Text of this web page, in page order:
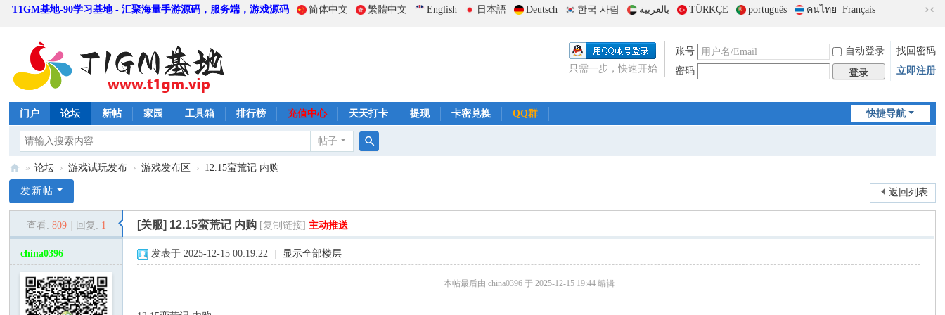
T1GM基地-90学习基地 - 汇聚海量手游源码，服务端，游戏源码 简体中文 繁體中文 English 日本語 Deutsch 한국 사람 بالعربية TÜRKÇE português คนไทย Français
到
版
账号 自动登录
找回密码
密码
登录 立即注册
只需一步，快速开始
快捷导航
门户 论坛 新帖 家园 工具箱 排行榜 充值中心 天天打卡 提现 卡密兑换 QQ群
帖子
1
» 论坛 › 游戏试玩发布 › 游戏发布区 › 12.15蛮荒记 内购
返回列表
发新帖
查看: 809 回复: 1 [关服] 12.15蛮荒记 内购 [复制链接] 主动推送
china0396 发表于 2025-12-15 00:19:22 显示全部楼层
本帖最后由 china0396 于 2025-12-15 19:44 编辑